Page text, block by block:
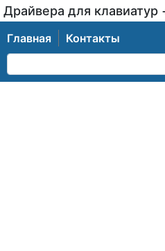
Драйвера для
Главная Контакты